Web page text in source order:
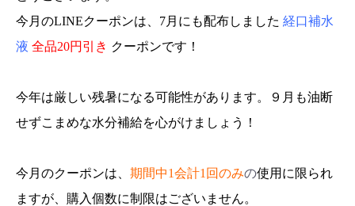
今月のLINEクーポンは、7月にも配布しました 経口補水
液 全品20円引き クーポンです！
今年は厳しい残暑になる可能性があります。９月も油断
せずこまめな水分補給を心がけましょう！
今月のクーポンは、 期間中1会計1回のみの使用に限られ
ますが、購入個数に制限はございません。